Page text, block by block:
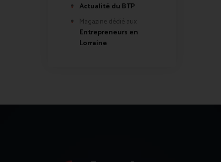
Actualité du BTP
Magazine dédié aux
Entrepreneurs en
Lorraine